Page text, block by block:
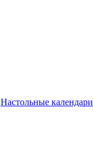
Настольные календари